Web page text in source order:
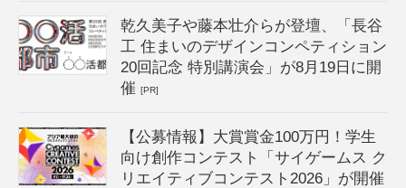
乾久美子や藤本壮介らが登壇、「長谷
工 住まいのデザインコンペティション
20回記念 特別講演会」が8月19日に開
催[PR]
【公募情報】大賞賞金100万円！学生
向け創作コンテスト「サイゲームス ク
リエイティブコンテスト2026」が開催